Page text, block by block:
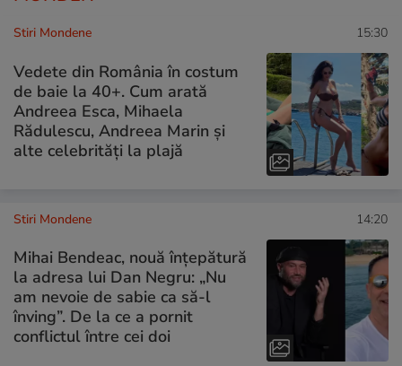
Stiri Mondene 15:30
Vedete din România în costum
de baie la 40+. Cum arată
Andreea Esca, Mihaela
Rădulescu, Andreea Marin și
alte celebrități la plajă
Stiri Mondene 14:20
Mihai Bendeac, nouă înțepătură
la adresa lui Dan Negru: „Nu
am nevoie de sabie ca să-l
înving”. De la ce a pornit
conflictul între cei doi